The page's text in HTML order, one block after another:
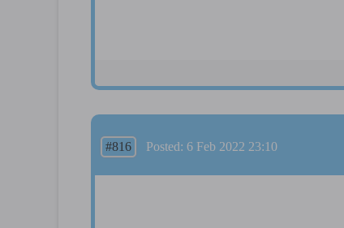
#816 Posted: 6 Feb 2022 23:10